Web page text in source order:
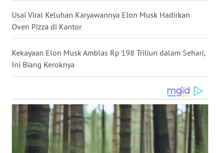
Usai Viral Keluhan Karyawannya Elon Musk Hadirkan
Oven Pizza di Kantor
Kekayaan Elon Musk Amblas Rp 198 Triliun dalam Sehari,
Ini Biang Keroknya
WN
NUSANTARA
JOGJA
WN
BALI